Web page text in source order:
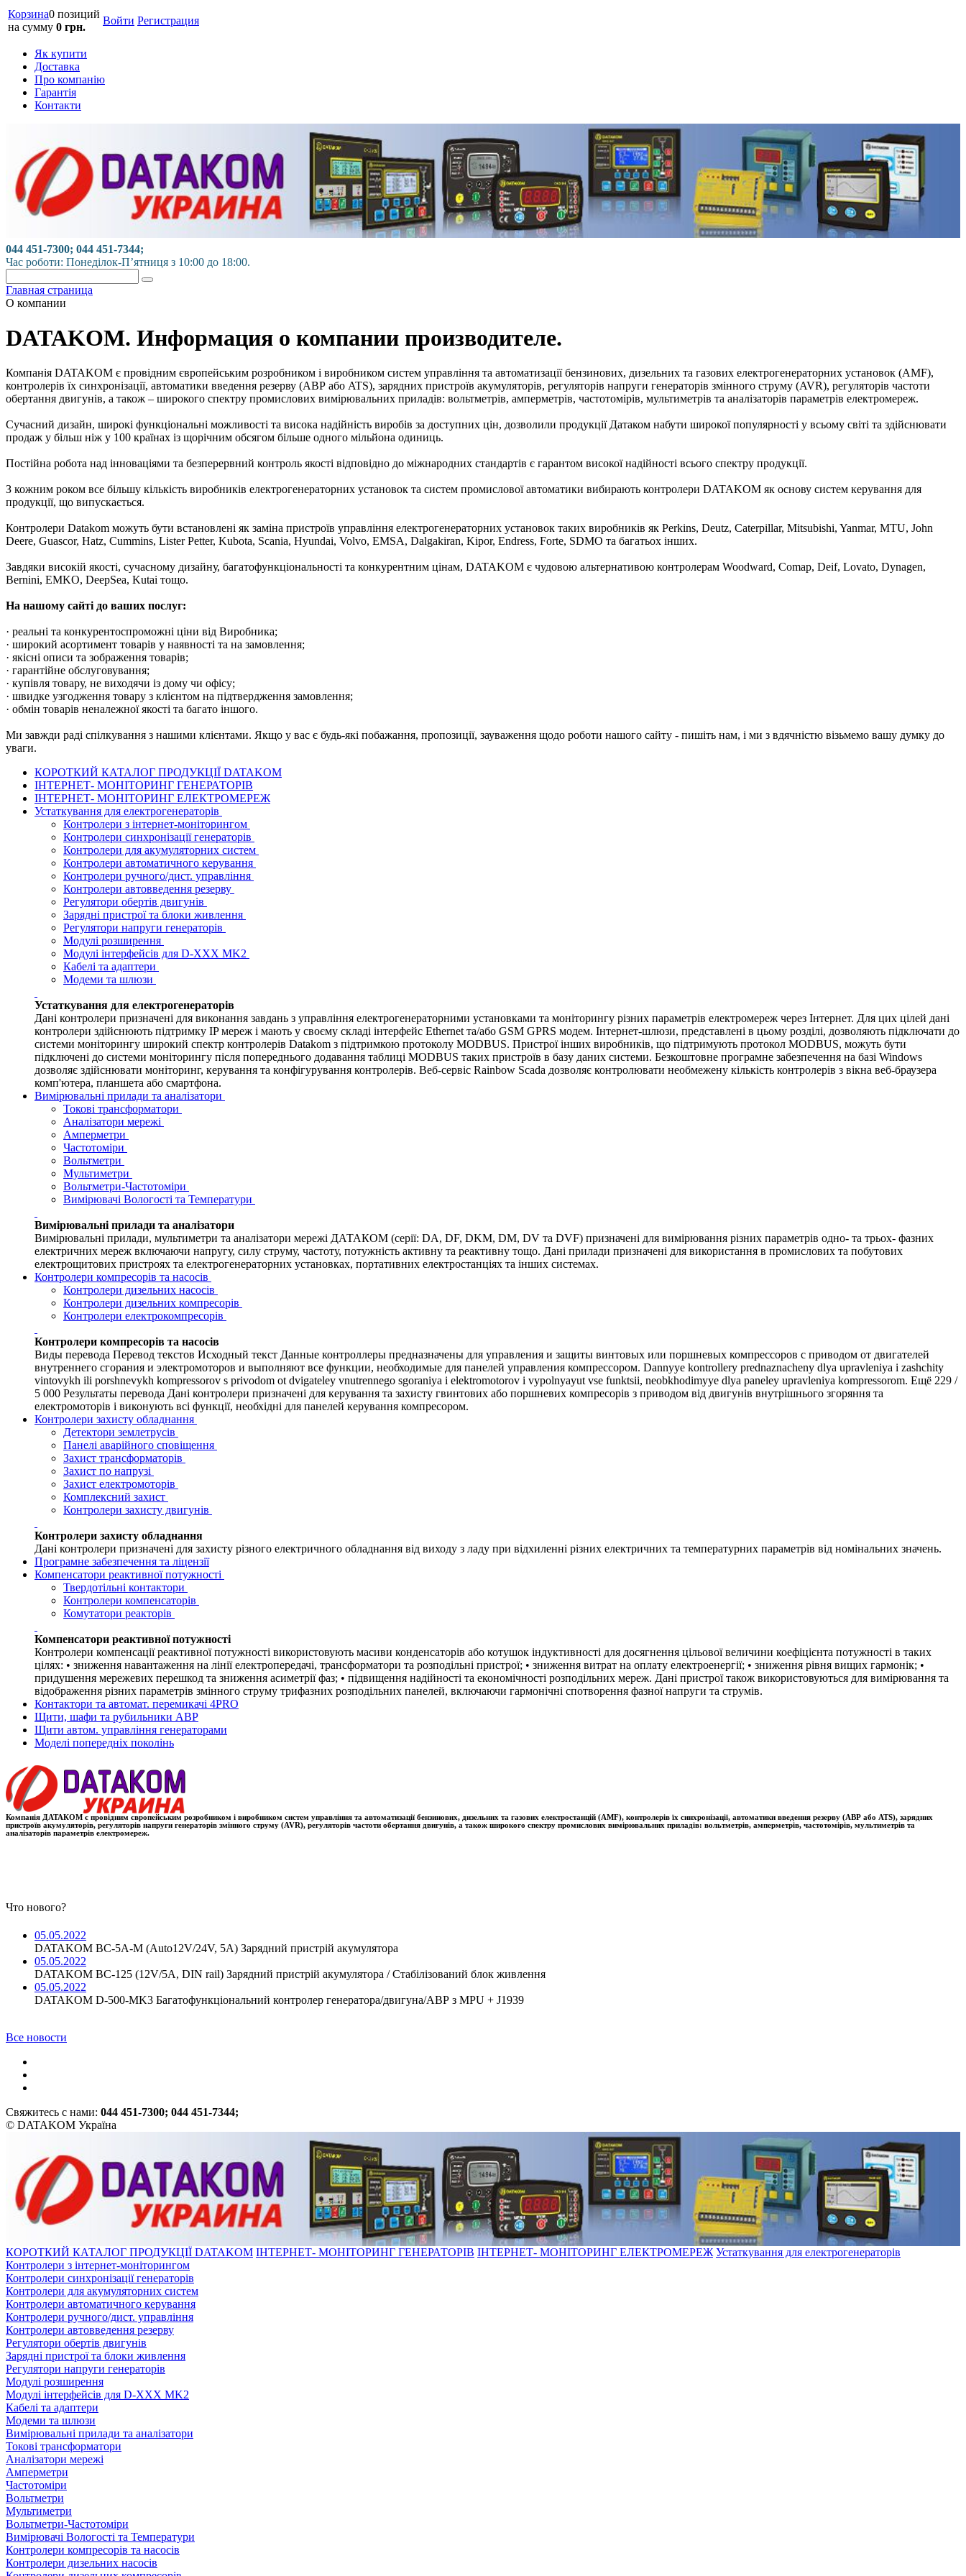
Корзина0 позиций
на сумму 0 грн.
Войти Регистрация
Як купити
Доставка
Про компанію
Гарантія
Контакти
044 451-7300; 044 451-7344;
Час роботи: Понеділок-П’ятниця з 10:00 до 18:00.
Главная страница
О компании
DATAKOM. Информация о компании производителе.
Компанія DATAKOM є провідним європейським розробником і виробником систем управління та автоматизації бензинових, дизельних та газових електрогенераторних установок (AMF),
контролерів їх синхронізації, автоматики введення резерву (АВР або ATS), зарядних пристроїв акумуляторів, регуляторів напруги генераторів змінного струму (AVR), регуляторів частоти
обертання двигунів, а також – широкого спектру промислових вимірювальних приладів: вольтметрів, амперметрів, частотомірів, мультиметрів та аналізаторів параметрів електромереж.
Сучасний дизайн, широкі функціональні можливості та висока надійність виробів за доступних цін, дозволили продукції Датаком набути широкої популярності у всьому світі та здійснювати
продаж у більш ніж у 100 країнах із щорічним обсягом більше одного мільйона одиниць.
Постійна робота над інноваціями та безперервний контроль якості відповідно до міжнародних стандартів є гарантом високої надійності всього спектру продукції.
З кожним роком все більшу кількість виробників електрогенераторних установок та систем промислової автоматики вибирають контролери DATAKOM як основу систем керування для
продукції, що випускається.
Контролери Datakom можуть бути встановлені як заміна пристроїв управління електрогенераторних установок таких виробників як Perkins, Deutz, Caterpillar, Mitsubishi, Yanmar, MTU, John
Deere, Guascor, Hatz, Cummins, Lister Petter, Kubota, Scania, Hyundai, Volvo, EMSA, Dalgakiran, Kipor, Endress, Forte, SDMO та багатьох інших.
Завдяки високій якості, сучасному дизайну, багатофункціональності та конкурентним цінам, DATAKOM є чудовою альтернативою контролерам Woodward, Comap, Deif, Lovato, Dynagen,
Bernini, EMKO, DeepSea, Kutai тощо.
На нашому сайті до ваших послуг:
· реальні та конкурентоспроможні ціни від Виробника;
· широкий асортимент товарів у наявності та на замовлення;
· якісні описи та зображення товарів;
· гарантійне обслуговування;
· купівля товару, не виходячи із дому чи офісу;
· швидке узгодження товару з клієнтом на підтвердження замовлення;
· обмін товарів неналежної якості та багато іншого.
Ми завжди раді спілкування з нашими клієнтами. Якщо у вас є будь-які побажання, пропозиції, зауваження щодо роботи нашого сайту - пишіть нам, і ми з вдячністю візьмемо вашу думку до
уваги.
КОРОТКИЙ КАТАЛОГ ПРОДУКЦІЇ DATAKOM
ІНТЕРНЕТ- МОНІТОРИНГ ГЕНЕРАТОРІВ
ІНТЕРНЕТ- МОНІТОРИНГ ЕЛЕКТРОМЕРЕЖ
Устаткування для електрогенераторів
Контролери з інтернет-моніторингом
Контролери синхронізації генераторів
Контролери для акумуляторних систем
Контролери автоматичного керування
Контролери ручного/дист. управління
Контролери автовведення резерву
Регулятори обертів двигунів
Зарядні пристрої та блоки живлення
Регулятори напруги генераторів
Модулі розширення
Модулі інтерфейсів для D-XXX MK2
Кабелі та адаптери
Модеми та шлюзи
Устаткування для електрогенераторів
Дані контролери призначені для виконання завдань з управління електрогенераторними установками та моніторингу різних параметрів електромереж через Інтернет. Для цих цілей дані
контролери здійснюють підтримку IP мереж і мають у своєму складі інтерфейс Ethernet та/або GSM GPRS модем. Інтернет-шлюзи, представлені в цьому розділі, дозволяють підключати до
системи моніторингу широкий спектр контролерів Datakom з підтримкою протоколу MODBUS. Пристрої інших виробників, що підтримують протокол MODBUS, можуть бути
підключені до системи моніторингу після попереднього додавання таблиці MODBUS таких пристроїв в базу даних системи. Безкоштовне програмне забезпечення на базі Windows
дозволяє здійснювати моніторинг, керування та конфігурування контролерів. Веб-сервіс Rainbow Scada дозволяє контролювати необмежену кількість контролерів з вікна веб-браузера
комп'ютера, планшета або смартфона.
Вимірювальні прилади та аналізатори
Токові трансформатори
Аналізатори мережі
Амперметри
Частотоміри
Вольтметри
Мультиметри
Вольтметри-Частотоміри
Вимірювачі Вологості та Температури
Вимірювальні прилади та аналізатори
Вимірювальні прилади, мультиметри та аналізатори мережі ДАТАКОМ (серії: DA, DF, DKM, DM, DV та DVF) призначені для вимірювання різних параметрів одно- та трьох- фазних
електричних мереж включаючи напругу, силу струму, частоту, потужність активну та реактивну тощо. Дані прилади призначені для використання в промислових та побутових
електрощитових пристроях та електрогенераторних установках, портативних електростанціях та інших системах.
Контролери компресорів та насосів
Контролери дизельних насосів
Контролери дизельних компресорів
Контролери електрокомпресорів
Контролери компресорів та насосів
Виды перевода Перевод текстов Исходный текст Данные контроллеры предназначены для управления и защиты винтовых или поршневых компрессоров с приводом от двигателей
внутреннего сгорания и электромоторов и выполняют все функции, необходимые для панелей управления компрессором. Dannyye kontrollery prednaznacheny dlya upravleniya i zashchity
vintovykh ili porshnevykh kompressorov s privodom ot dvigateley vnutrennego sgoraniya i elektromotorov i vypolnyayut vse funktsii, neobkhodimyye dlya paneley upravleniya kompressorom. Ещё 229 /
5 000 Результаты перевода Дані контролери призначені для керування та захисту гвинтових або поршневих компресорів з приводом від двигунів внутрішнього згоряння та
електромоторів і виконують всі функції, необхідні для панелей керування компресором.
Контролери захисту обладнання
Детектори землетрусів
Панелі аварійного сповіщення
Захист трансформаторів
Захист по напрузі
Захист електромоторів
Комплексний захист
Контролери захисту двигунів
Контролери захисту обладнання
Дані контролери призначені для захисту різного електричного обладнання від виходу з ладу при відхиленні різних електричних та температурних параметрів від номінальних значень.
Програмне забезпечення та ліцензії
Компенсатори реактивної потужності
Твердотільні контактори
Контролери компенсаторів
Комутатори реакторів
Компенсатори реактивної потужності
Контролери компенсації реактивної потужності використовують масиви конденсаторів або котушок індуктивності для досягнення цільової величини коефіцієнта потужності в таких
цілях: • зниження навантаження на лінії електропередачі, трансформатори та розподільні пристрої; • зниження витрат на оплату електроенергії; • зниження рівня вищих гармонік; •
придушення мережевих перешкод та зниження асиметрії фаз; • підвищення надійності та економічності розподільних мереж. Дані пристрої також використовуються для вимірювання та
відображення різних параметрів змінного струму трифазних розподільних панелей, включаючи гармонічні спотворення фазної напруги та струмів.
Контактори та автомат. перемикачі 4PRO
Щити, шафи та рубильники АВР
Щити автом. управління генераторами
Моделі попередніх поколінь
Компанія ДАТАКОМ є провідним європейським розробником і виробником систем управління та автоматизації бензинових, дизельних та газових електростанцій (AMF), контролерів їх синхронізації, автоматики введення резерву (АВР або ATS), зарядних
пристроїв акумуляторів, регуляторів напруги генераторів змінного струму (AVR), регуляторів частоти обертання двигунів, а також широкого спектру промислових вимірювальних приладів: вольтметрів, амперметрів, частотомірів, мультиметрів та
аналізаторів параметрів електромереж.
Что нового?
05.05.2022
DATAKOM BC-5A-M (Auto12V/24V, 5A) Зарядний пристрій акумулятора
05.05.2022
DATAKOM BC-125 (12V/5A, DIN rail) Зарядний пристрій акумулятора / Стабілізований блок живлення
05.05.2022
DATAKOM D-500-MK3 Багатофункціональний контролер генератора/двигуна/АВР з MPU + J1939
Все новости
Свяжитесь с нами: 044 451-7300; 044 451-7344;
© DATAKOM Україна
КОРОТКИЙ КАТАЛОГ ПРОДУКЦІЇ DATAKOM ІНТЕРНЕТ- МОНІТОРИНГ ГЕНЕРАТОРІВ ІНТЕРНЕТ- МОНІТОРИНГ ЕЛЕКТРОМЕРЕЖ Устаткування для електрогенераторів
Контролери з інтернет-моніторингом
Контролери синхронізації генераторів
Контролери для акумуляторних систем
Контролери автоматичного керування
Контролери ручного/дист. управління
Контролери автовведення резерву
Регулятори обертів двигунів
Зарядні пристрої та блоки живлення
Регулятори напруги генераторів
Модулі розширення
Модулі інтерфейсів для D-XXX MK2
Кабелі та адаптери
Модеми та шлюзи
Вимірювальні прилади та аналізатори
Токові трансформатори
Аналізатори мережі
Амперметри
Частотоміри
Вольтметри
Мультиметри
Вольтметри-Частотоміри
Вимірювачі Вологості та Температури
Контролери компресорів та насосів
Контролери дизельних насосів